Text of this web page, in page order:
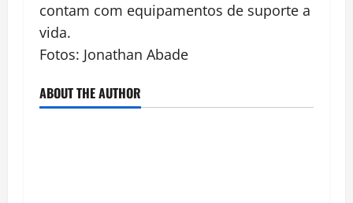
contam com equipamentos de suporte a
vida.
Fotos: Jonathan Abade
ABOUT THE AUTHOR